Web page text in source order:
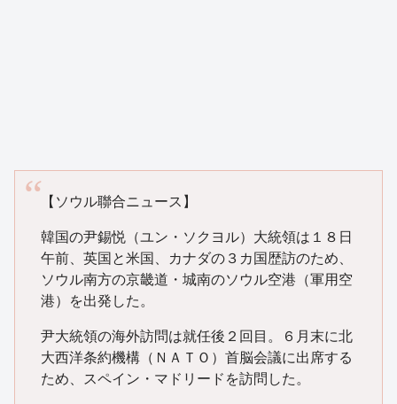
【ソウル聯合ニュース】
韓国の尹錫悦（ユン・ソクヨル）大統領は１８日
午前、英国と米国、カナダの３カ国歴訪のため、
ソウル南方の京畿道・城南のソウル空港（軍用空
港）を出発した。
尹大統領の海外訪問は就任後２回目。６月末に北
大西洋条約機構（ＮＡＴＯ）首脳会議に出席する
ため、スペイン・マドリードを訪問した。